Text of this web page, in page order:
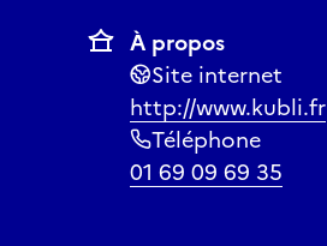
À propos
Site internet
http://www.kubli.fr
Téléphone
01 69 09 69 35